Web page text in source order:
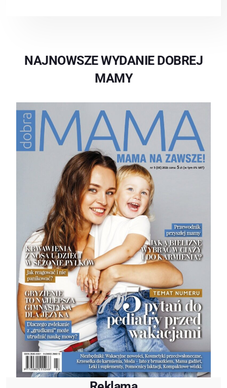
NAJNOWSZE WYDANIE DOBREJ
MAMY